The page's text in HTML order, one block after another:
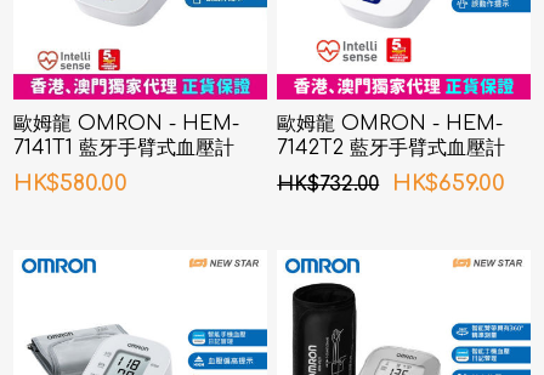
歐姆龍 OMRON - HEM-
7141T1 藍牙手臂式血壓計
HK$580.00
歐姆龍 OMRON - HEM-
7142T2 藍牙手臂式血壓計
HK$732.00
HK$659.00